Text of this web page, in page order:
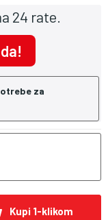
24 rate.
za
Kupi 1-klikom